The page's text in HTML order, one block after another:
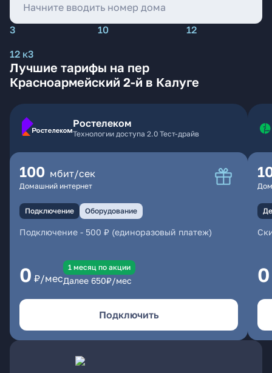
3 10
12
12 к3
Лучшие тарифы на пер
Красноармейский 2-й в Калуге
Ростелеком
Технологии доступа 2.0 Тест-драйв
100 мбит/сек
Домашний интернет
Подключение Оборудование
Подключение - 500 ₽ (единоразовый платеж)
0 ₽/мес
1 месяц по акции
Далее 650₽/мес
Подключить
0